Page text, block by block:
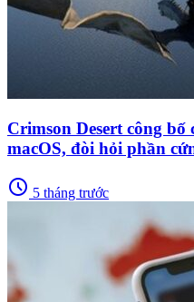
Crimson Desert công bố
macOS, đòi hỏi phần
schedule 5 tháng trước